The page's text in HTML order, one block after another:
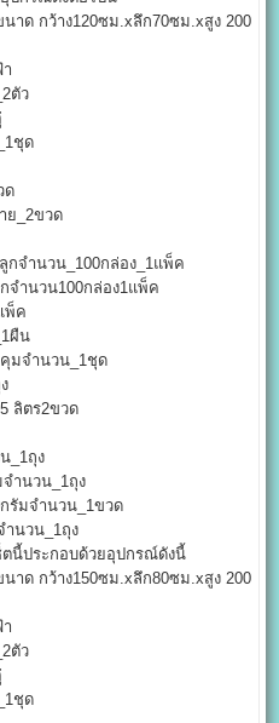
กว้าง120ซม.xลึก70ซม.xสูง 200
ตัว
ชุด
ด
_2ขวด
ำนวน_100กล่อง_1แพ็ค
นวน100กล่อง1แพ็ค
พ็ค
ผืน
จำนวน_1ชุด
ตร2ขวด
ถุง
นวน_1ถุง
มจำนวน_1ขวด
นวน_1ถุง
ตนี้ประกอบด้วยอุปกรณ์ดังนี้
กว้าง150ซม.xลึก80ซม.xสูง 200
ตัว
ชุด